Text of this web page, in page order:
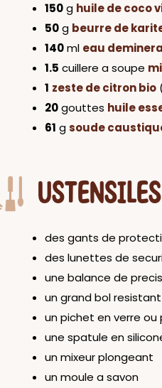
150g huile de coco
50g beurre de
140ml eau
1.5 cuillere a soupe
1 zeste de citron bio
20gouttes huile
61 gsoude
USTENSILES
des gants de
des lunettes de
une balance de
un grand bol
un pichet en verre
une spatule en
un mixeur plongeant
un moule a savon